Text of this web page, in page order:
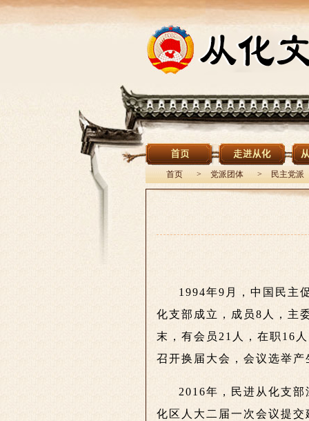
首页 > 党派团体 > 民主党派
1994年9月，中国民主
化支部成立，成员8人，主
末，有会员21人，在职16
召开换届大会，会议选举
2016年，民进从化支
化区人大二届一次会议提